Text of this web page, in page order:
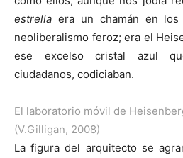
estrella era un chamán en
neoliberalismo feroz; era el
ese excelso cristal azul
ciudadanos, codiciaban.
El laboratorio móvil de
(V.Gilligan, 2008)
La figura del arquitecto se